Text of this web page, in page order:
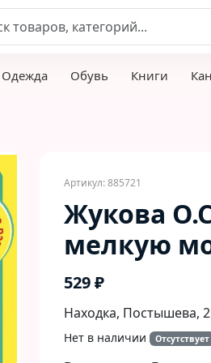
Одежда Обувь Книги
Артикул: 885721
Жукова
мелкую
529 ₽
Находка, Постышева,
Нет в наличии Отсутствует